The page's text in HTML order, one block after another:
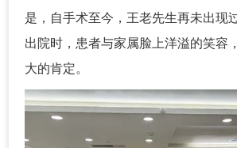
是，自手术至今，王老先生再未出现
出院时，患者与家属脸上洋溢的笑容
大的肯定。